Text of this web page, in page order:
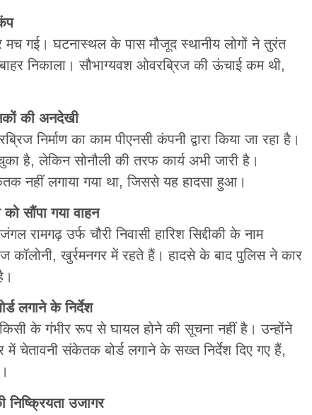
गई। घटनास्थल के पास मौजूद स्थानीय लोगों ने तुरंत
निकाला। सौभाग्यवश ओवरब्रिज की ऊंचाई कम थी,
की अनदेखी
निर्माण का काम पीएनसी कंपनी द्वारा किया जा रहा है।
है, लेकिन सोनौली की तरफ कार्य अभी जारी है।
नहीं लगाया गया था, जिससे यह हादसा हुआ।
सौंपा गया वाहन
रामगढ़ उर्फ चौरी निवासी हारिश सिद्दीकी के नाम
कॉलोनी, खुर्रमनगर में रहते हैं। हादसे के बाद पुलिस ने कार
लगाने के निर्देश
किसी के गंभीर रूप से घायल होने की सूचना नहीं है। उन्होंने
में चेतावनी संकेतक बोर्ड लगाने के सख्त निर्देश दिए गए हैं,
उजागर